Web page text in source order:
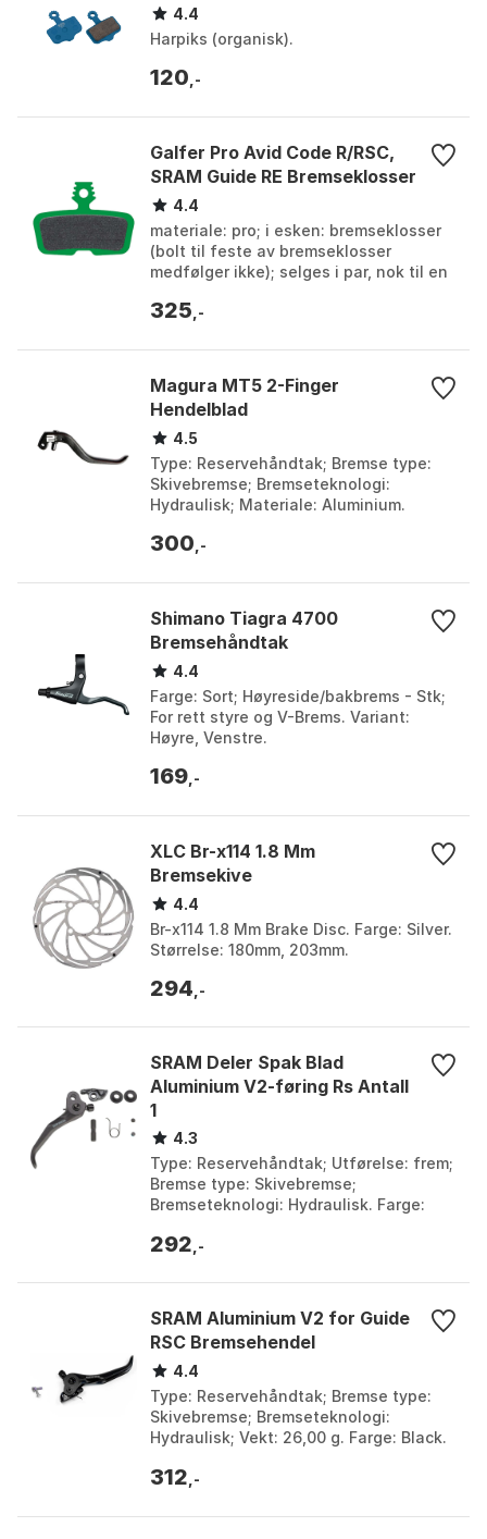
4.4
Harpiks (organisk).
120 ,-
Galfer Pro Avid Code R/RSC,
SRAM Guide RE Bremseklosser
4.4
materiale: pro; i esken: bremseklosser
(bolt til feste av bremseklosser
medfølger ikke); selges i par, nok til en
Størrel...
325 ,-
Magura MT5 2-Finger
Hendelblad
4.5
Type: Reservehåndtak; Bremse type:
Skivebremse; Bremseteknologi:
Hydraulisk; Materiale: Aluminium.
Størrelse: One Size.
300 ,-
Shimano Tiagra 4700
Bremsehåndtak
4.4
Farge: Sort; Høyreside/bakbrems - Stk;
For rett styre og V-Brems. Variant:
Høyre, Venstre.
169 ,-
XLC Br-x114 1.8 Mm
Bremsekive
4.4
Br-x114 1.8 Mm Brake Disc. Farge: Silver.
Størrelse: 180mm, 203mm.
294 ,-
SRAM Deler Spak Blad
Aluminium V2-føring Rs Antall
1
4.3
Type: Reservehåndtak; Utførelse: frem;
Bremse type: Skivebremse;
Bremseteknologi: Hydraulisk. Farge:
292 ,-
SRAM Aluminium V2 for Guide
RSC Bremsehendel
4.4
Type: Reservehåndtak; Bremse type:
Skivebremse; Bremseteknologi:
Hydraulisk; Vekt: 26,00 g. Farge: Black.
312 ,-